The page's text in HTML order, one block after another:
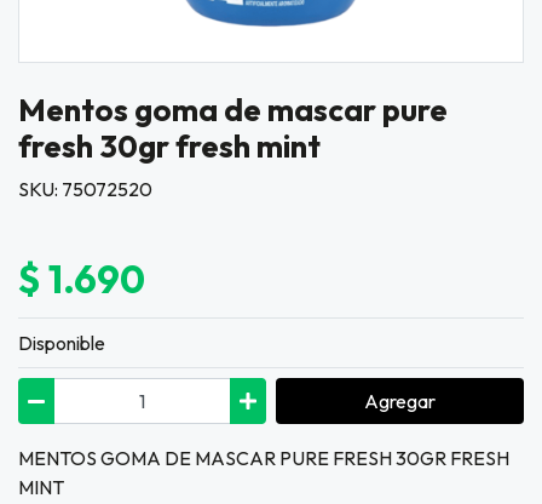
Mentos goma de mascar pure
fresh 30gr fresh mint
SKU: 75072520
$ 1.690
Disponible
Agregar
MENTOS GOMA DE MASCAR PURE FRESH 30GR FRESH
MINT